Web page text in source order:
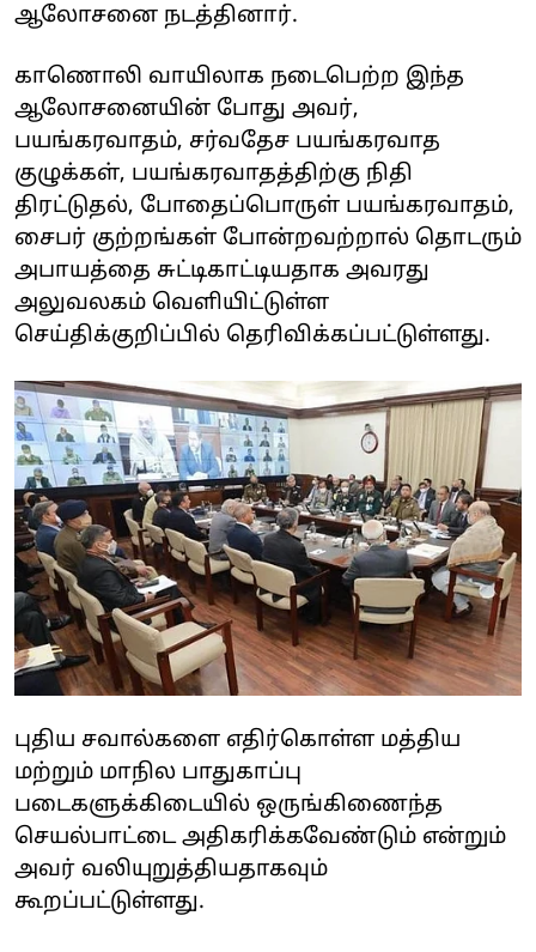
ஆலோசனை நடத்தினார்.
காணொலி வாயிலாக நடைபெற்ற இந்த
ஆலோசனையின் போது அவர்,
பயங்கரவாதம், சர்வதேச பயங்கரவாத
குழுக்கள், பயங்கரவாதத்திற்கு நிதி
திரட்டுதல், போதைப்பொருள் பயங்கரவாதம்,
சைபர் குற்றங்கள் போன்றவற்றால் தொடரும்
அபாயத்தை சுட்டிகாட்டியதாக அவரது
அலுவலகம் வெளியிட்டுள்ள
செய்திக்குறிப்பில் தெரிவிக்கப்பட்டுள்ளது.
புதிய சவால்களை எதிர்கொள்ள மத்திய
மற்றும் மாநில பாதுகாப்பு
படைகளுக்கிடையில் ஒருங்கிணைந்த
செயல்பாட்டை அதிகரிக்கவேண்டும் என்றும்
அவர் வலியுறுத்தியதாகவும்
கூறப்பட்டுள்ளது.